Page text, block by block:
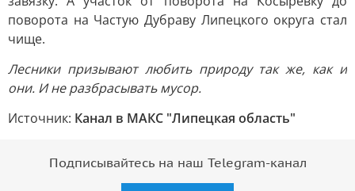
поворота на Частую Дубраву Липецкого округа стал
чище.
Лесники призывают любить природу так же, как и
они. И не разбрасывать мусор.
Источник: Канал в МАКС "Липецкая область"
Подписывайтесь на наш Telegram-канал